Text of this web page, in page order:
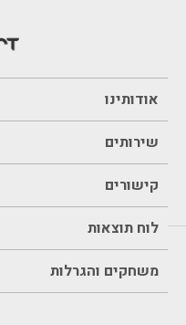
אודותינו
שירותים
קישורים
לוח תוצאות
משחקים והגרלות